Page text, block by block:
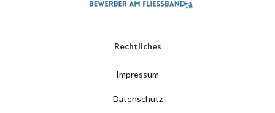
Rechtliches
Impressum
Datenschutz